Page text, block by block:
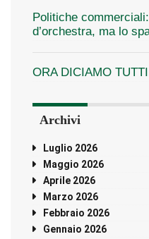
Politiche
d’orchestra, ma lo
ORA DICIAMO
Archivi
Luglio 2026
Maggio 2026
Aprile 2026
Marzo 2026
Febbraio 2026
Gennaio 2026